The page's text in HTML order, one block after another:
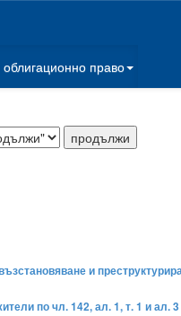
облигационно право
и
по чл. 142, ал. 1, т. 1 и ал.